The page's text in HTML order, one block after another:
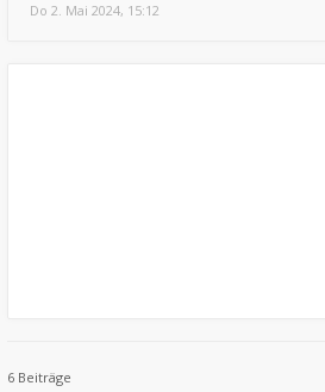
Do 2. Mai 2024, 15:12
6 Beiträge